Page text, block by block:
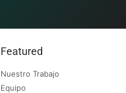
Featured
Nuestro Trabajo
Equipo